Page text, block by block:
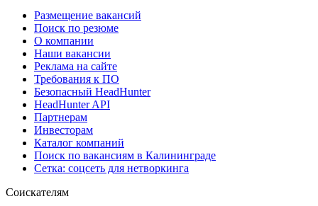
Размещение вакансий
Поиск по резюме
О компании
Наши вакансии
Реклама на сайте
Требования к ПО
Безопасный HeadHunter
HeadHunter API
Партнерам
Инвесторам
Каталог компаний
Поиск по вакансиям в Калининграде
Сетка: соцсеть для нетворкинга
Соискателям